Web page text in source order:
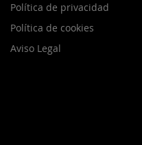
Política de privacidad
Política de cookies
Aviso Legal